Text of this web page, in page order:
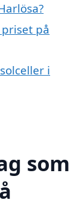
på
i
som